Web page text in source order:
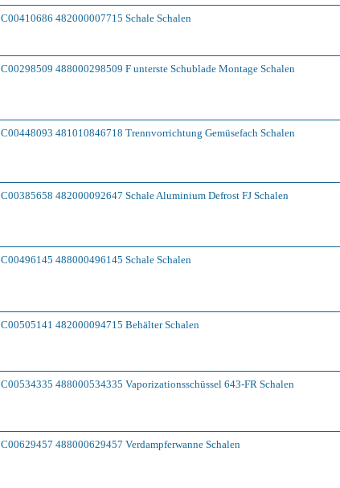
C00410686 482000007715 Schale Schalen
C00298509 488000298509 F unterste Schublade Montage Schalen
C00448093 481010846718 Trennvorrichtung Gemüsefach Schalen
C00385658 482000092647 Schale Aluminium Defrost FJ Schalen
C00496145 488000496145 Schale Schalen
C00505141 482000094715 Behälter Schalen
C00534335 488000534335 Vaporizationsschüssel 643-FR Schalen
C00629457 488000629457 Verdampferwanne Schalen